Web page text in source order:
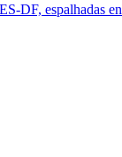
DF, espalhadas